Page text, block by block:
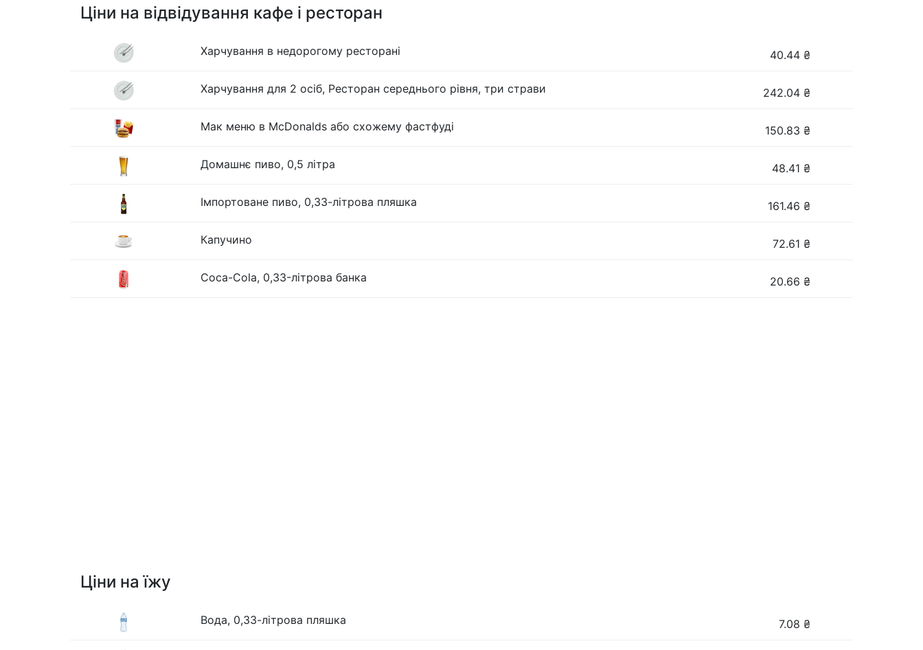
Ціни на відвідування кафе і ресторан
Харчування в недорогому ресторані 40.44 ₴
Харчування для 2 осіб, Ресторан середнього рівня, три страви 242.04 ₴
Мак меню в McDonalds або схожему фастфуді 150.83 ₴
Домашнє пиво, 0,5 літра 48.41 ₴
Імпортоване пиво, 0,33-літрова пляшка 161.46 ₴
Капучино 72.61 ₴
Coca-Cola, 0,33-літрова банка 20.66 ₴
Ціни на їжу
Вода, 0,33-літрова пляшка 7.08 ₴